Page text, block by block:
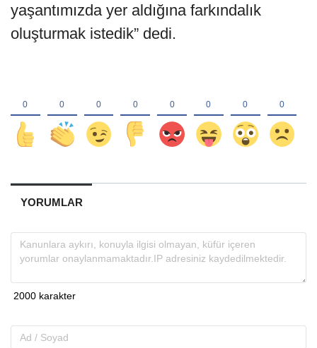
yaşantımızda yer aldığına farkındalık
oluşturmak istedik” dedi.
YORUMLAR